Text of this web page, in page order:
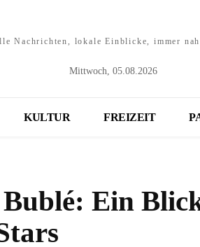
Nachrichten, lokale Einblicke, immer
Mittwoch, 05.08.2026
KULTUR FREIZEIT
Ein